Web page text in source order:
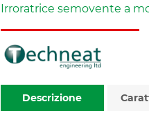
Irroratrice semovente a
Descrizione